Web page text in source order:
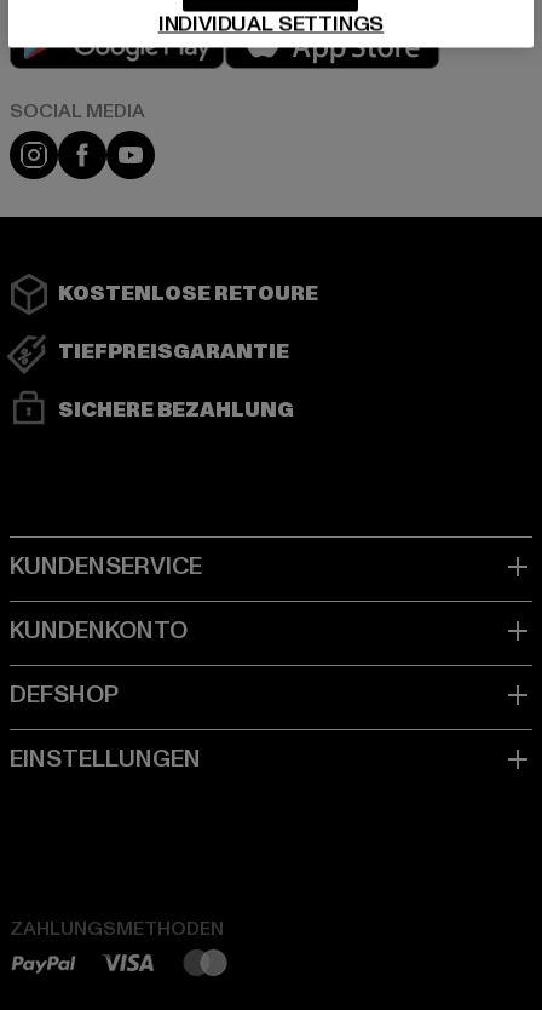
Play market
Instagram
FacebookYouTube
KOSTENLOSE RETOURE
TIEFPREISGARANTIE
SICHERE BEZAHLUNG
ZAHLUNGSMETHODEN
INDIVIDUAL SETTINGS